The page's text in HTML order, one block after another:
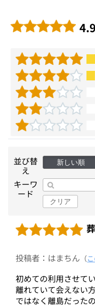
並び替
え
新しい順
キーワ
ード
クリア
投稿者：はまちん （
初めての利用させて
離れていて会えない
ではなく離島だった